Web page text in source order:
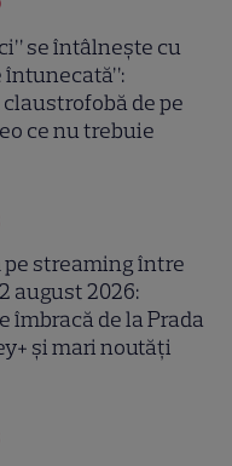
se întâlnește cu
întunecată”:
de pe
ce nu trebuie
pe streaming între
august 2026:
îmbracă de la Prada
și mari noutăți